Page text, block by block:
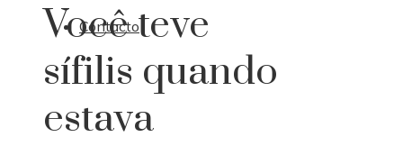
Contacto
Você teve
sífilis quando
estava